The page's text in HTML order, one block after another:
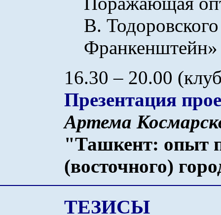
В.
Франкенштейн»
16.30 – 20.00
Презентация
Артема Космарск
"Ташкент: опыт
(восточного)
ТЕЗИСЫ